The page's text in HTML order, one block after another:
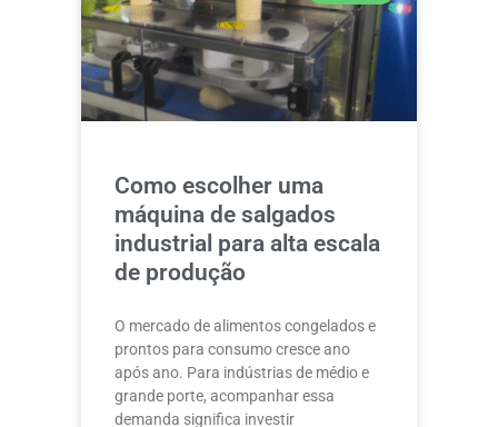
Como escolher uma
máquina de salgados
industrial para alta escala
de produção
O mercado de alimentos congelados e
prontos para consumo cresce ano
após ano. Para indústrias de médio e
grande porte, acompanhar essa
demanda significa investir